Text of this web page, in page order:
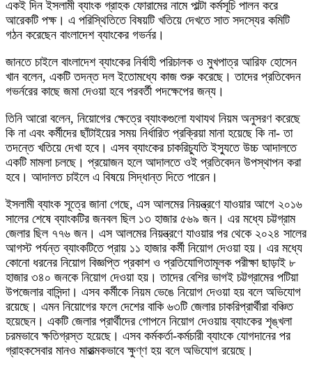
একই দিন ইসলামী ব্যাংক গ্রাহক ফোরামের নামে পাল্টা কর্মসূচি পালন করে
আরেকটি পক্ষ। এ পরিস্থিতিতে বিষয়টি খতিয়ে দেখতে সাত সদস্যের কমিটি
গঠন করেছেন বাংলাদেশ ব্যাংকের গভর্নর।
জানতে চাইলে বাংলাদেশ ব্যাংকের নির্বাহী পরিচালক ও মুখপাত্র আরিফ হোসেন
খান বলেন, একটি তদন্ত দল ইতোমধ্যে কাজ শুরু করেছে। তাদের প্রতিবেদন
গভর্নরের কাছে জমা দেওয়া হবে পরবর্তী পদক্ষেপের জন্য।
তিনি আরো বলেন, নিয়োগের ক্ষেত্রে ব্যাংকগুলো যথাযথ নিয়ম অনুসরণ করেছে
কি না এবং কর্মীদের ছাঁটাইয়ের সময় নির্ধারিত প্রক্রিয়া মানা হয়েছে কি না- তা
তদন্তে খতিয়ে দেখা হবে। এসব ব্যাংকের চাকরিচ্যুতি ইস্যুতে উচ্চ আদালতে
একটি মামলা চলছে। প্রয়োজন হলে আদালতে ওই প্রতিবেদন উপস্থাপন করা
হবে। আদালত চাইলে এ বিষয়ে সিদ্ধান্ত দিতে পারেন।
ইসলামী ব্যাংক সূত্রে জানা গেছে, এস আলমের নিয়ন্ত্রণে যাওয়ার আগে ২০১৬
সালের শেষে ব্যাংকটির জনবল ছিল ১৩ হাজার ৫৬৯ জন। এর মধ্যে চট্টগ্রাম
জেলার ছিল ৭৭৬ জন। এস আলমের নিয়ন্ত্রণে যাওয়ার পর থেকে ২০২৪ সালের
আগস্ট পর্যন্ত ব্যাংকটিতে প্রায় ১১ হাজার কর্মী নিয়োগ দেওয়া হয়। এর মধ্যে
কোনো ধরনের নিয়োগ বিজ্ঞপ্তি প্রকাশ ও প্রতিযোগিতামূলক পরীক্ষা ছাড়াই ৮
হাজার ৩৪০ জনকে নিয়োগ দেওয়া হয়। তাদের বেশির ভাগই চট্টগ্রামের পটিয়া
উপজেলার বাসিন্দা। এসব কর্মীকে নিয়ম ভেঙে নিয়োগ দেওয়া হয় বলে অভিযোগ
রয়েছে। এমন নিয়োগের ফলে দেশের বাকি ৬৩টি জেলার চাকরিপ্রার্থীরা বঞ্চিত
হয়েছেন। একটি জেলার প্রার্থীদের গোপনে নিয়োগ দেওয়ায় ব্যাংকের শৃঙ্খলা
চরমভাবে ক্ষতিগ্রস্ত হয়েছে। এসব কর্মকর্তা-কর্মচারী ব্যাংকে যোগদানের পর
গ্রাহকসেবার মানও মারাত্মকভাবে ক্ষুণ্ণ হয় বলে অভিযোগ রয়েছে।